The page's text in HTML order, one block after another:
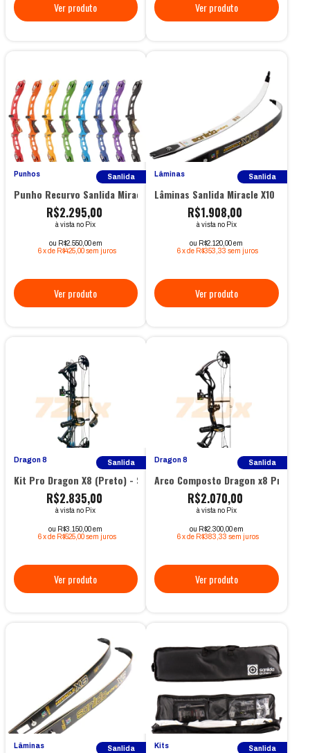
Punhos Sanlida
Punho Recurvo Sanlida Miracle X10
R$2.295,00
à vista no Pix
ou R$2.550,00 em
6 xde R$425,00 sem juros
Lâminas Sanlida
Lâminas Sanlida Miracle X10
R$1.908,00
à vista no Pix
ou R$2.120,00 em
6 xde R$353,33 sem juros
Dragon 8 Sanlida
Kit Pro Dragon X8 (Preto) - Sanlida
R$2.835,00
à vista no Pix
ou R$3.150,00 em
6 xde R$525,00 sem juros
Dragon 8 Sanlida
Arco Composto Dragon x8 Preto -
R$2.070,00
à vista no Pix
ou R$2.300,00 em
6 xde R$383,33 sem juros
Lâminas Sanlida Kits Sanlida